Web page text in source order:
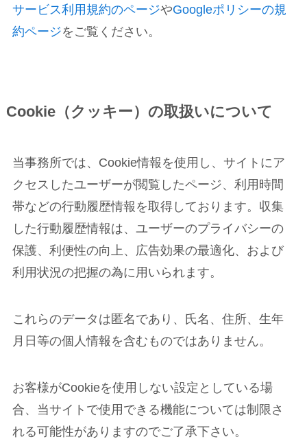
サービス利用規約のページやGoogleポリシーの規
約ページをご覧ください。
Cookie（クッキー）の取扱いについて
当事務所では、Cookie情報を使用し、サイトにア
クセスしたユーザーが閲覧したページ、利用時間
帯などの行動履歴情報を取得しております。収集
した行動履歴情報は、ユーザーのプライバシーの
保護、利便性の向上、広告効果の最適化、および
利用状況の把握の為に用いられます。
これらのデータは匿名であり、氏名、住所、生年
月日等の個人情報を含むものではありません。
お客様がCookieを使用しない設定としている場
合、当サイトで使用できる機能については制限さ
れる可能性がありますのでご了承下さい。